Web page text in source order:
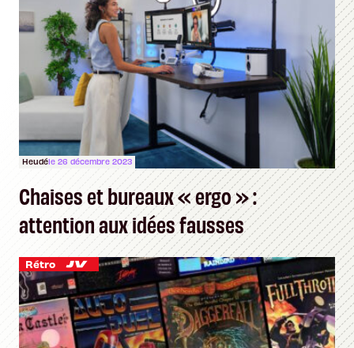
Heudéle 26 décembre 2023
Chaises et bureaux « ergo » :
attention aux idées fausses
Rétro